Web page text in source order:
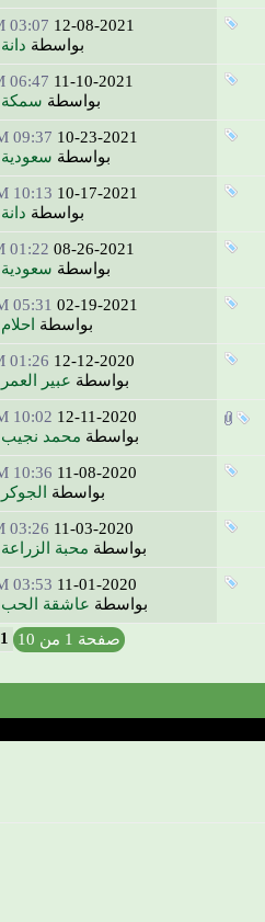
12-08-2021
03:07 PM
بواسطة دانة
11-10-2021
06:47 PM
بواسطة سمكة
10-23-2021
09:37 AM
بواسطة سعودية
10-17-2021
10:13 AM
بواسطة دانة
08-26-2021
01:22 PM
بواسطة سعودية
02-19-2021
05:31 AM
بواسطة احلام
12-12-2020
01:26 PM
بواسطة عبير العمر
12-11-2020
10:02 AM
بواسطة محمد نجيب
11-08-2020
10:36 AM
بواسطة
الجوكر
11-03-2020
03:26 PM
بواسطة محبة الزراعة
11-01-2020
03:53 AM
بواسطة عاشقة الحب
صفحة 1 من 10 1